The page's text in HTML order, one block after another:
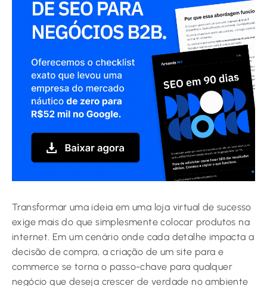
Transformar uma ideia em uma loja virtual de sucesso
exige mais do que simplesmente colocar produtos na
internet. Em um cenário onde cada detalhe impacta a
decisão de compra, a criação de um site para e
commerce se torna o passo-chave para qualquer
negócio que deseja crescer de verdade no ambiente